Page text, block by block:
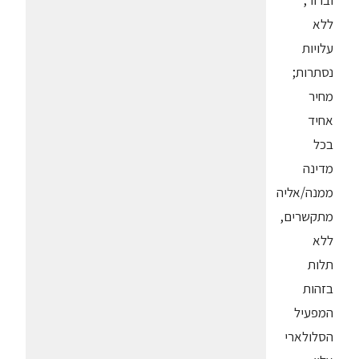
ללא
עלויות
נסתרות;
מחיר
אחיד
בכל
מדינה
ממנה/אליה
מתקשרים,
ללא
תלות
בזהות
המפעיל
הסלולארי